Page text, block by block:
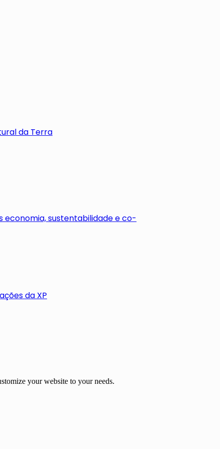
da Terra
economia, sustentabilidade e co-
da XP
your website to your needs.